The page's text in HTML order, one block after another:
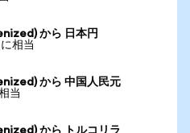
から 日本円
相当
から 中国人民元
当
から トルコリラ